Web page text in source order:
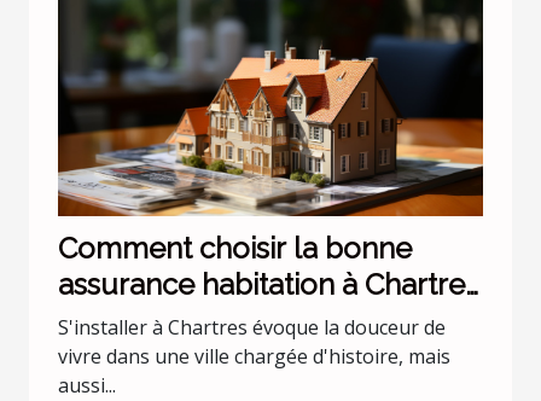
Comment choisir la bonne
assurance habitation à Chartres
?
S'installer à Chartres évoque la douceur de
vivre dans une ville chargée d'histoire, mais
aussi...